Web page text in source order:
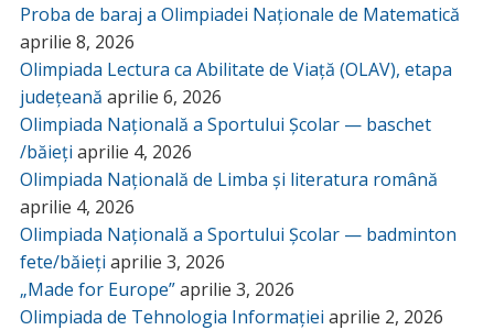
Proba de baraj a Olimpiadei Naționale de Matematică
aprilie 8, 2026
Olimpiada Lectura ca Abilitate de Viață (OLAV), etapa
județeană aprilie 6, 2026
Olimpiada Națională a Sportului Școlar — baschet
/băieți aprilie 4, 2026
Olimpiada Națională de Limba și literatura română
aprilie 4, 2026
Olimpiada Națională a Sportului Școlar — badminton
fete/băieți aprilie 3, 2026
„Made for Europe”aprilie 3, 2026
Olimpiada de Tehnologia Informației aprilie 2, 2026